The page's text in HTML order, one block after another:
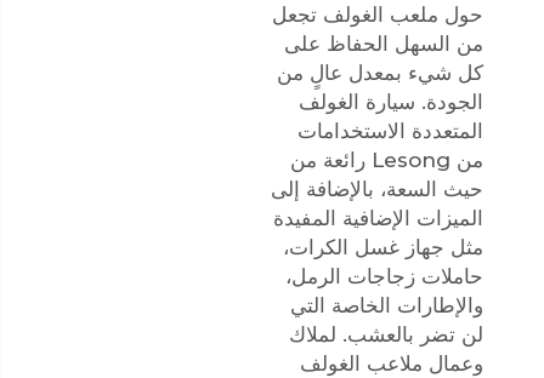
حول ملعب الغولف تجعل
من السهل الحفاظ على
كل شيء بمعدل عالٍ من
الجودة. سيارة الغولف
المتعددة الاستخدامات
من Lesong رائعة من
حيث السعة، بالإضافة إلى
الميزات الإضافية المفيدة
مثل جهاز غسل الكرات،
حاملات زجاجات الرمل،
والإطارات الخاصة التي
لن تضر بالعشب. لملاك
وعمال ملاعب الغولف